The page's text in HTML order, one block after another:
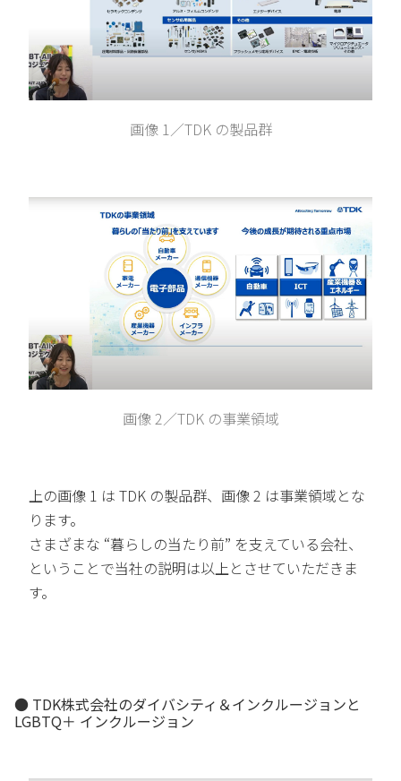
画像 1／TDK の製品群
画像 2／TDK の事業領域
上の画像 1 は TDK の製品群、画像 2 は事業領域とな
ります。
さまざまな “暮らしの当たり前” を支えている会社、
ということで当社の説明は以上とさせていただきま
す。
● TDK株式会社のダイバシティ＆インクルージョンと
LGBTQ＋ インクルージョン